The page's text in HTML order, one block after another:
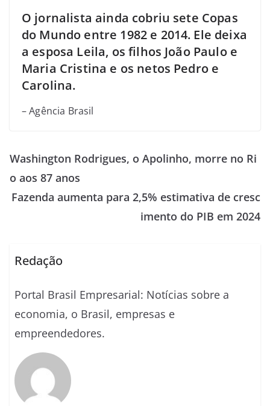
O jornalista ainda cobriu sete Copas
do Mundo entre 1982 e 2014. Ele deixa
a esposa Leila, os filhos João Paulo e
Maria Cristina e os netos Pedro e
Carolina.
– Agência Brasil
Washington Rodrigues, o Apolinho, morre no Ri
o aos 87 anos
Fazenda aumenta para 2,5% estimativa de cresc
imento do PIB em 2024
Redação
Portal Brasil Empresarial: Notícias sobre a
economia, o Brasil, empresas e
empreendedores.